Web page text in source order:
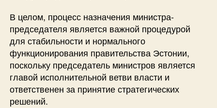
В целом, процесс назначения министра-
председателя является важной процедурой
для стабильности и нормального
функционирования правительства Эстонии,
поскольку председатель министров является
главой исполнительной ветви власти и
ответственен за принятие стратегических
решений.